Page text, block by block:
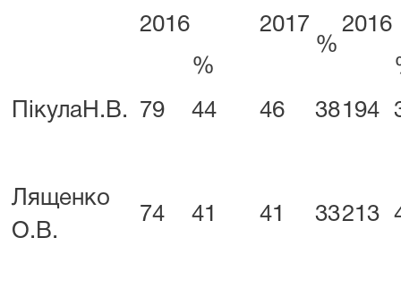
2016
%
2017
%
2016
ПікулаН.В. 79 44 46 38194
Лященко
О.В.
74 41 41 33213